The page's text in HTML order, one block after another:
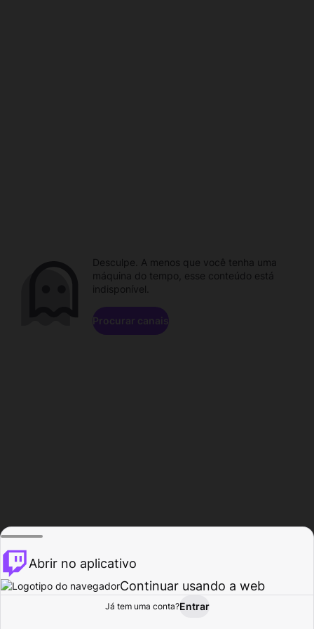
Procurar Atividade
Desculpe. A menos que você tenha uma
máquina do tempo, esse conteúdo está
indisponível.
Procurar canais
Abrir no aplicativo
Continuar usando a web
Já tem uma conta?Entrar